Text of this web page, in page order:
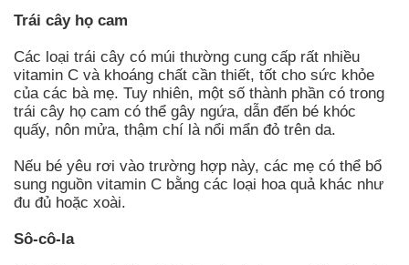
Trái cây họ cam
Các loại trái cây có múi thường cung cấp rất nhiều
vitamin C và khoáng chất cần thiết, tốt cho sức khỏe
của các bà mẹ. Tuy nhiên, một số thành phần có trong
trái cây họ cam có thể gây ngứa, dẫn đến bé khóc
quấy, nôn mửa, thậm chí là nổi mẩn đỏ trên da.
Nếu bé yêu rơi vào trường hợp này, các mẹ có thể bổ
sung nguồn vitamin C bằng các loại hoa quả khác như
đu đủ hoặc xoài.
Sô-cô-la